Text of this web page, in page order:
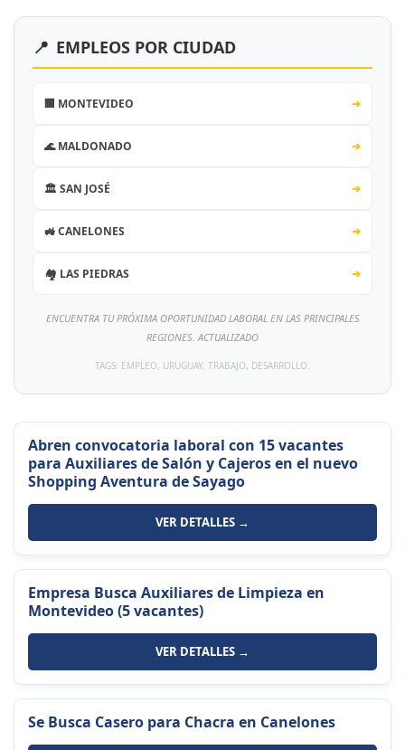
📍 EMPLEOS POR CIUDAD
🏢 MONTEVIDEO ➔
🌊 MALDONADO ➔
🏛️ SAN JOSÉ ➔
🚜 CANELONES ➔
🏘️ LAS PIEDRAS ➔
ENCUENTRA TU PRÓXIMA OPORTUNIDAD LABORAL EN LAS PRINCIPALES
REGIONES. ACTUALIZADO
TAGS: EMPLEO, URUGUAY, TRABAJO, DESARROLLO.
Abren convocatoria laboral con 15 vacantes
para Auxiliares de Salón y Cajeros en el nuevo
Shopping Aventura de Sayago
VER DETALLES →
Empresa Busca Auxiliares de Limpieza en
Montevideo (5 vacantes)
VER DETALLES →
Se Busca Casero para Chacra en Canelones